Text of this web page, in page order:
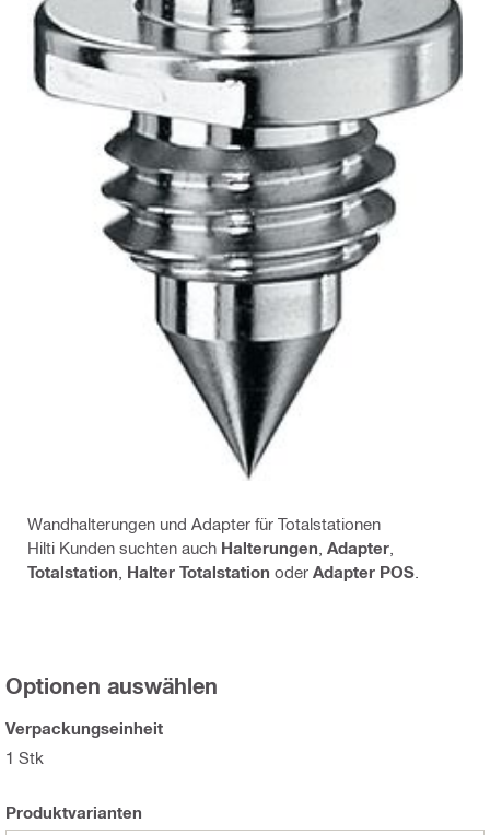
Wandhalterungen und Adapter für Totalstationen
Hilti Kunden suchten auch Halterungen Adapter
Totalstation Halter Totalstation oder Adapter POS
Optionen auswählen
Verpackungseinheit
1 Stk
Produktvarianten